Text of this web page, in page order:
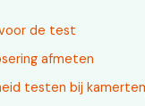
de test
afmeten
testen bij